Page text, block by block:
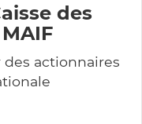
des
actionnaires